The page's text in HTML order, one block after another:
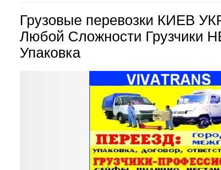
Грузовые перевозки КИЕВ
Любой Сложности Грузчики
Упаковка